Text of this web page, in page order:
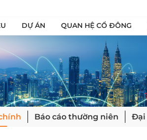
DỰ ÁN QUAN HỆ CỔ ĐÔNG
Báo cáo thường niên Đại